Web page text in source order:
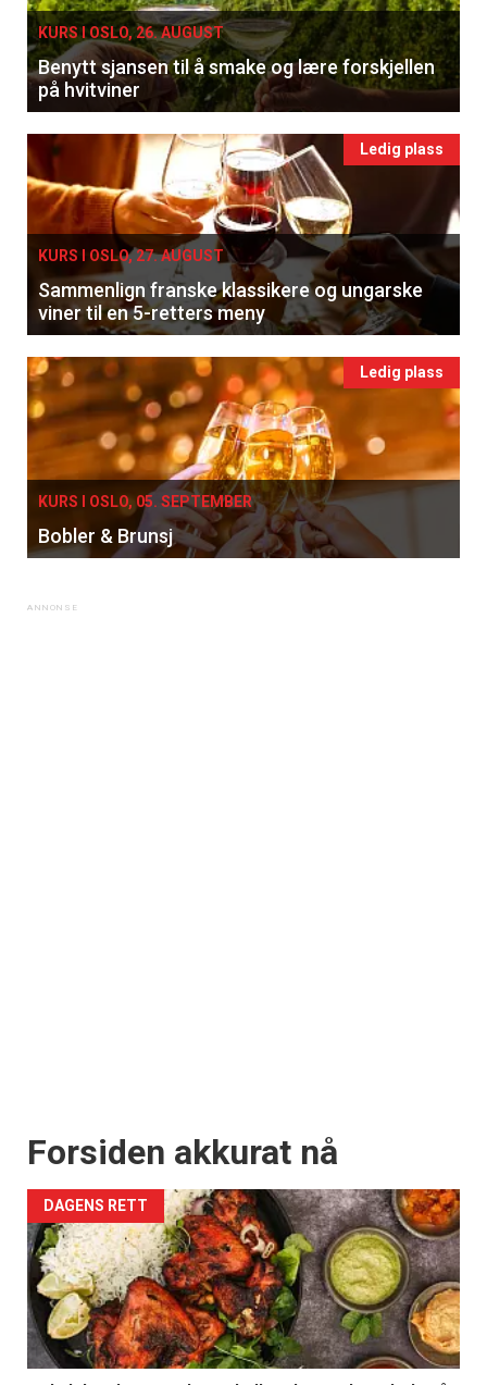
KURS I OSLO, 26. AUGUST
Benytt sjansen til å smake og lære forskjellen
på hvitviner
Ledig plass
KURS I OSLO, 27. AUGUST
Sammenlign franske klassikere og ungarske
viner til en 5-retters meny
Ledig plass
KURS I OSLO, 05. SEPTEMBER
Bobler & Brunsj
Forsiden akkurat nå
DAGENS RETT